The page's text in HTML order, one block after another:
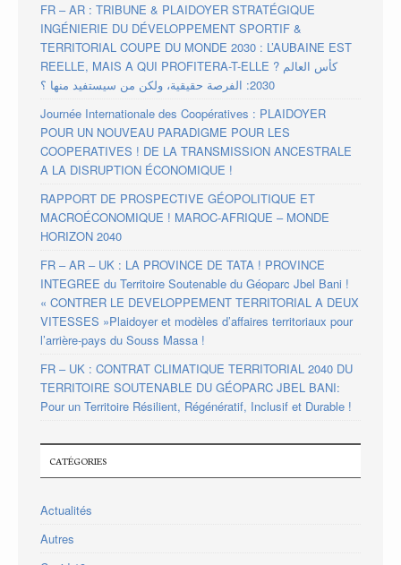
FR – AR : TRIBUNE & PLAIDOYER STRATÉGIQUE
INGÉNIERIE DU DÉVELOPPEMENT SPORTIF &
TERRITORIAL COUPE DU MONDE 2030 : L’AUBAINE EST
REELLE, MAIS A QUI PROFITERA-T-ELLE ? كأس العالم
2030: الفرصة حقيقية، ولكن من سيستفيد منها ؟
Journée Internationale des Coopératives : PLAIDOYER
POUR UN NOUVEAU PARADIGME POUR LES
COOPERATIVES ! DE LA TRANSMISSION ANCESTRALE
A LA DISRUPTION ÉCONOMIQUE !
RAPPORT DE PROSPECTIVE GÉOPOLITIQUE ET
MACROÉCONOMIQUE ! MAROC-AFRIQUE – MONDE
HORIZON 2040
FR – AR – UK : LA PROVINCE DE TATA ! PROVINCE
INTEGREE du Territoire Soutenable du Géoparc Jbel Bani !
« CONTRER LE DEVELOPPEMENT TERRITORIAL A DEUX
VITESSES »Plaidoyer et modèles d’affaires territoriaux pour
l’arrière-pays du Souss Massa !
FR – UK : CONTRAT CLIMATIQUE TERRITORIAL 2040 DU
TERRITOIRE SOUTENABLE DU GÉOPARC JBEL BANI:
Pour un Territoire Résilient, Régénératif, Inclusif et Durable !
CATÉGORIES
Actualités
Autres